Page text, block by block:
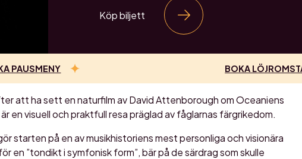
Köp biljett
PAUSMENY BOKA
att ha sett en naturfilm av David Attenborough om Oceaniens
en visuell och praktfull resa präglad av fåglarnas färgrikedom.
starten på en av musikhistoriens mest personliga och visionära
en ”tondikt i symfonisk form”, bär på de särdrag som skulle